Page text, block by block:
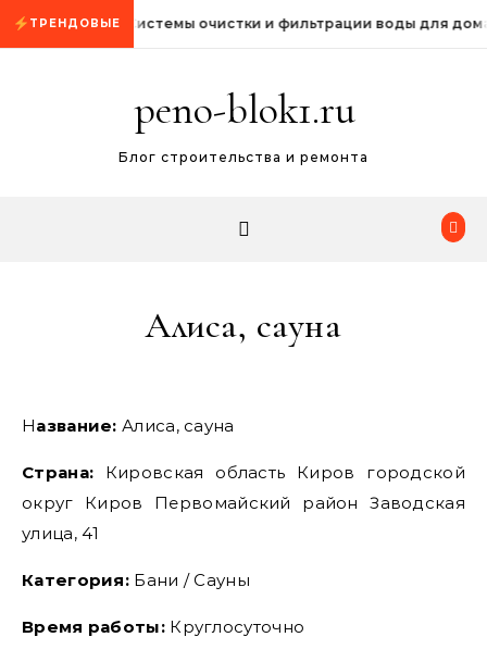
Промотать к содержимому
ТРЕНДОВЫЕ Системы очистки и фильтрации воды для
peno-blok1.ru
Блог строительства и ремонта
Алиса, сауна
Название: Алиса, сауна
Страна: Кировская область Киров городской
округ Киров Первомайский район Заводская
улица, 41
Категория: Бани / Сауны
Время работы:Круглосуточно